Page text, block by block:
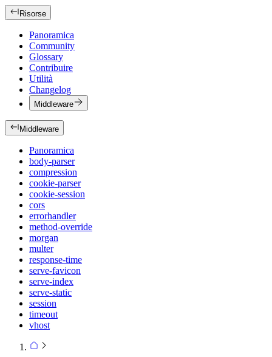
Risorse
Panoramica
Community
Glossary
Contribuire
Utilità
Changelog
Middleware
Middleware
Panoramica
body-parser
compression
cookie-parser
cookie-session
cors
errorhandler
method-override
morgan
multer
response-time
serve-favicon
serve-index
serve-static
session
timeout
vhost